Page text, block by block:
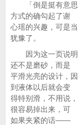
「倒是挺有意思
方式的确勾起了谢
心瑶的兴趣，可是
犹豫了。
因为这一页说明
还不是磨砂，而是
平滑光亮的设计，
到液体以后就会变
得特别滑，不用说
很容易掉出来，可
如果夹紧的话——